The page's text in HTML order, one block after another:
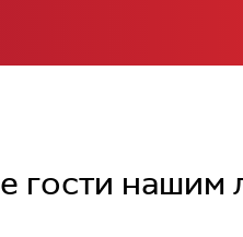
гости нашим